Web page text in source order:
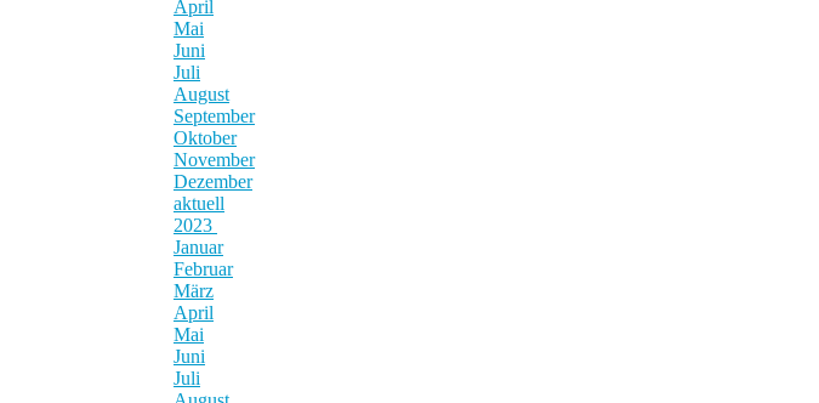
April
Mai
Juni
Juli
August
September
Oktober
November
Dezember
aktuell
2023
Januar
Februar
März
April
Mai
Juni
Juli